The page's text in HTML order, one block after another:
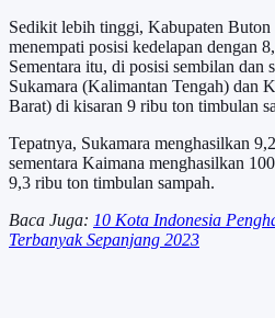
Sedikit lebih tinggi, Kabupaten Buton
menempati posisi kedelapan dengan
Sementara itu, di posisi sembilan dan
Sukamara (Kalimantan Tengah) dan
Barat) di kisaran 9 ribu ton timbulan
Tepatnya, Sukamara menghasilkan
sementara Kaimana menghasilkan
9,3 ribu ton timbulan sampah.
Baca Juga: 10 Kota Indonesia
Terbanyak Sepanjang 2023